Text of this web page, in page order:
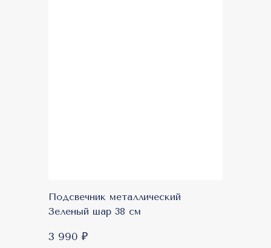
Подсвечник металлический
Зеленый шар 38 см
3 990 ₽